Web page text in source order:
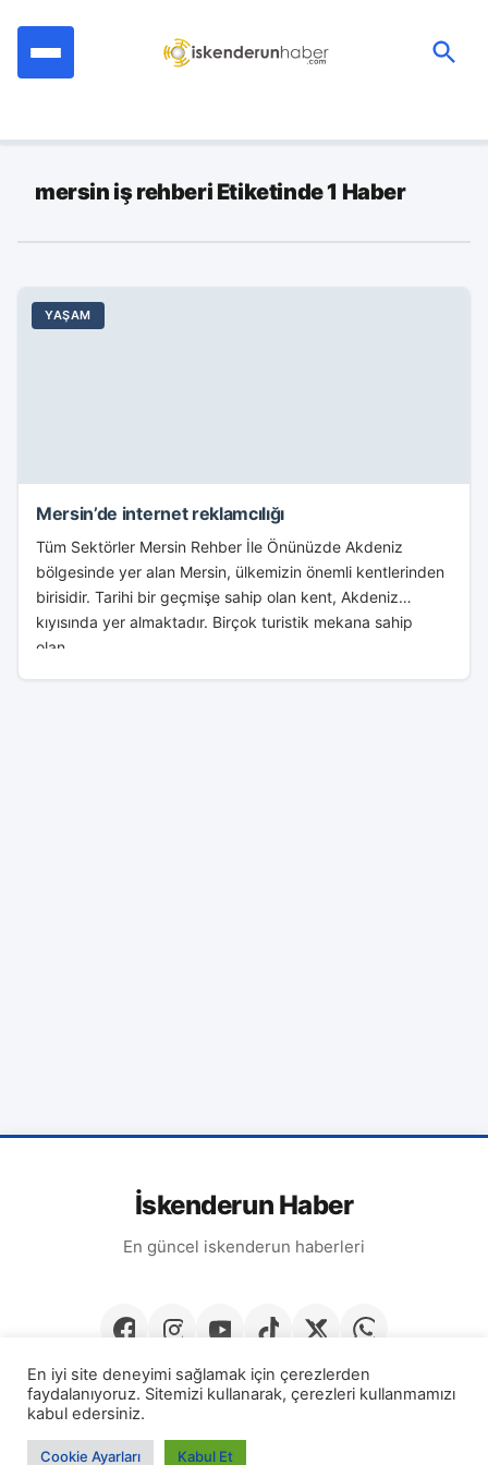
mersin iş rehberi Etiketinde 1 Haber
YAŞAM
Mersin’de internet reklamcılığı
Tüm Sektörler Mersin Rehber İle Önünüzde Akdeniz
bölgesinde yer alan Mersin, ülkemizin önemli kentlerinden
birisidir. Tarihi bir geçmişe sahip olan kent, Akdeniz
kıyısında yer almaktadır. Birçok turistik mekana sahip
olan...
İskenderun Haber
En güncel iskenderun haberleri
© 2026İskenderun Haber
En iyi site deneyimi sağlamak için çerezlerden
faydalanıyoruz. Sitemizi kullanarak, çerezleri kullanmamızı
kabul edersiniz.
Cookie Ayarları Kabul Et